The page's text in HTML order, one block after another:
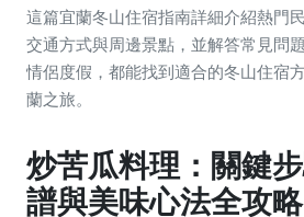
這篇宜蘭冬山住宿指南詳細介紹熱門
交通方式與周邊景點，並解答常見問
情侶度假，都能找到適合的冬山住宿
蘭之旅。
炒苦瓜料理：關鍵
譜與美味心法全攻略